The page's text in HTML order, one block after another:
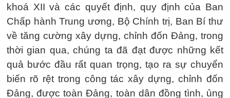
khoá XII và các quyết định, quy định của Ban
Chấp hành Trung ương, Bộ Chính trị, Ban Bí thư
về tăng cường xây dựng, chỉnh đốn Đảng, trong
thời gian qua, chúng ta đã đạt được những kết
quả bước đầu rất quan trọng, tạo ra sự chuyển
biến rõ rệt trong công tác xây dựng, chỉnh đốn
Đảng, được toàn Đảng, toàn dân đồng tình, ủng